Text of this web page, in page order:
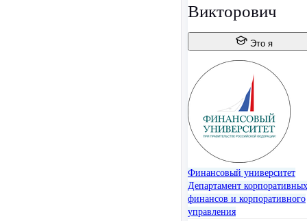
Викторович
Это я
Финансовый университет
Департамент корпоративных
финансов и корпоративного
управления